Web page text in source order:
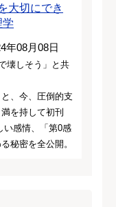
大切にでき
学
年08月08日
壊しそう」と共
、今、圧倒的支
を持して初刊
い感情、「第0感
秘密を全公開。